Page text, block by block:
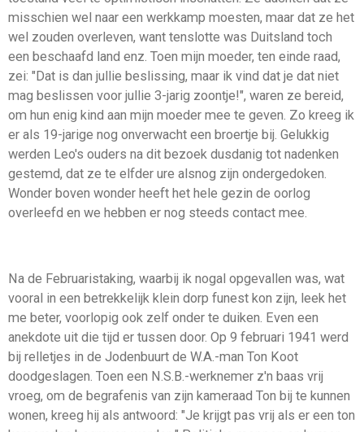
misschien wel naar een werkkamp moesten, maar dat ze het
wel zouden overleven, want tenslotte was Duitsland toch
een beschaafd land enz. Toen mijn moeder, ten einde raad,
zei: "Dat is dan jullie beslissing, maar ik vind dat je dat niet
mag beslissen voor jullie 3-jarig zoontje!", waren ze bereid,
om hun enig kind aan mijn moeder mee te geven. Zo kreeg ik
er als 19-jarige nog onverwacht een broertje bij. Gelukkig
werden Leo's ouders na dit bezoek dusdanig tot nadenken
gestemd, dat ze te elfder ure alsnog zijn ondergedoken.
Wonder boven wonder heeft het hele gezin de oorlog
overleefd en we hebben er nog steeds contact mee.
Na de Februaristaking, waarbij ik nogal opgevallen was, wat
vooral in een betrekkelijk klein dorp funest kon zijn, leek het
me beter, voorlopig ook zelf onder te duiken. Even een
anekdote uit die tijd er tussen door. Op 9 februari 1941 werd
bij relletjes in de Jodenbuurt de W.A.-man Ton Koot
doodgeslagen. Toen een N.S.B.-werknemer z'n baas vrij
vroeg, om de begrafenis van zijn kameraad Ton bij te kunnen
wonen, kreeg hij als antwoord: "Je krijgt pas vrij als er een ton